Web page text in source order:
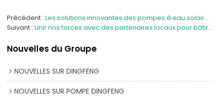
Précédent
Les solutions innovantes des pompes à eau solaires DIFFUL insufflent une nouvelle énergie au développement durable des communautés africaines.
Suivant
Unir nos forces avec des partenaires locaux pour bâtir un avenir meilleur : Peak Solar Water Pumps et FESS, agent au Burkina Faso, co-organisent un événement caritatif.
Nouvelles du Groupe
NOUVELLES SUR DINGFENG
NOUVELLES SUR POMPE DINGFENG